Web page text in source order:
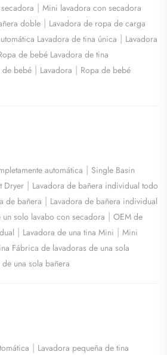
| Mini lavadora con secadora
doble | Lavadora de ropa de carga
Lavadora de tina única | Lavadora
de bebé Lavadora de tina
de bebé | Lavadora | Ropa de bebé
automática | Single Basin
Dryer | Lavadora de bañera individual todo
de bañera | Lavadora de bañera individual
un solo lavabo con secadora | OEM de
| Lavadora de una tina Mini | Mini
Fábrica de lavadoras de una sola
una sola bañera
| Lavadora pequeña de tina